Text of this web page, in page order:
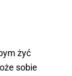
żyć
sobie